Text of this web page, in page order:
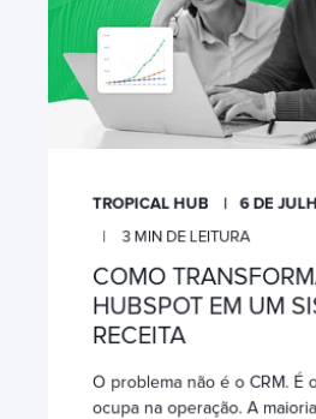
TROPICAL HUB
6 DE
3MIN DE LEITURA
COMO
HUBSPOT EM UM
RECEITA
O problema não é o CRM. É
ocupa na operação. A